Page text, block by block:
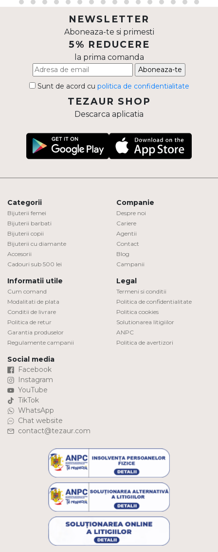
NEWSLETTER
Aboneaza-te si primesti
5% REDUCERE
la prima comanda
Aboneaza-te
Sunt de acord cu politica de confidentialitate
TEZAUR SHOP
Descarca aplicatia
Categorii
Bijuterii femei
Bijuterii barbati
Bijuterii copii
Bijuterii cu diamante
Accesorii
Cadouri sub 500 lei
Companie
Despre noi
Cariere
Agentii
Contact
Blog
Campanii
Informatii utile
Cum comand
Modalitati de plata
Conditii de livrare
Politica de retur
Garantia produselor
Regulamente campanii
Legal
Termeni si conditii
Politica de confidentialitate
Politica cookies
Solutionarea litigiilor
ANPC
Politica de avertizori
Social media
Facebook
Instagram
YouTube
TikTok
WhatsApp
Chat website
contact@tezaur.com